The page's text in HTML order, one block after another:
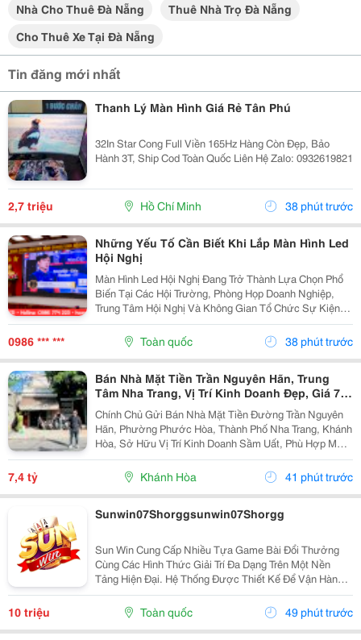
Nhà Cho Thuê Đà Nẵng
Thuê Nhà Trọ Đà Nẵng
Cho Thuê Xe Tại Đà Nẵng
Tin đăng mới nhất
Thanh Lý Màn Hình Giá Rẻ Tân Phú
32In Star Cong Full Viền 165Hz Hàng Còn Đẹp, Bảo
Hành 3T, Ship Cod Toàn Quốc Liên Hệ Zalo: 0932619821
2,7 triệu Hồ Chí Minh 38 phút trước
Những Yếu Tố Cần Biết Khi Lắp Màn Hình Led
Hội Nghị
Màn Hình Led Hội Nghị Đang Trở Thành Lựa Chọn Phổ
Biến Tại Các Hội Trường, Phòng Họp Doanh Nghiệp,
Trung Tâm Hội Nghị Và Không Gian Tổ Chức Sự Kiện
Nhờ Khả Năng Hiển Thị Hình Ảnh Lớn, Rõ Nét Và Ổn
Định. Tuy Nhiên, Để Lựa Chọn Được Hệ Thống...
0986 *** *** Toàn quốc 38 phút trước
Bán Nhà Mặt Tiền Trần Nguyên Hãn, Trung
Tâm Nha Trang, Vị Trí Kinh Doanh Đẹp, Giá 7,4
Tỷ
Chính Chủ Gửi Bán Nhà Mặt Tiền Đường Trần Nguyên
Hãn, Phường Phước Hòa, Thành Phố Nha Trang, Khánh
Hòa, Sở Hữu Vị Trí Kinh Doanh Sầm Uất, Phù Hợp Mở
Cửa Hàng, Văn Phòng, Showroom Hoặc Đầu Tư Cho
Thuê Lâu Dài. Thông Tin Chi Tiết. - Địa Chỉ: Số...
7,4 tỷ Khánh Hòa 41 phút trước
Sunwin07Shorggsunwin07Shorgg
Sun Win Cung Cấp Nhiều Tựa Game Bài Đổi Thưởng
Cùng Các Hình Thức Giải Trí Đa Dạng Trên Một Nền
Tảng Hiện Đại. Hệ Thống Được Thiết Kế Để Vận Hành
Ổn Định, Truy Cập Nhanh Và Tương Thích Với Nhiều
Thiết Bị. Bên Cạnh Đó, Các Tính Năng Bảo Mật Cũng
Được...
10 triệu Toàn quốc 49 phút trước